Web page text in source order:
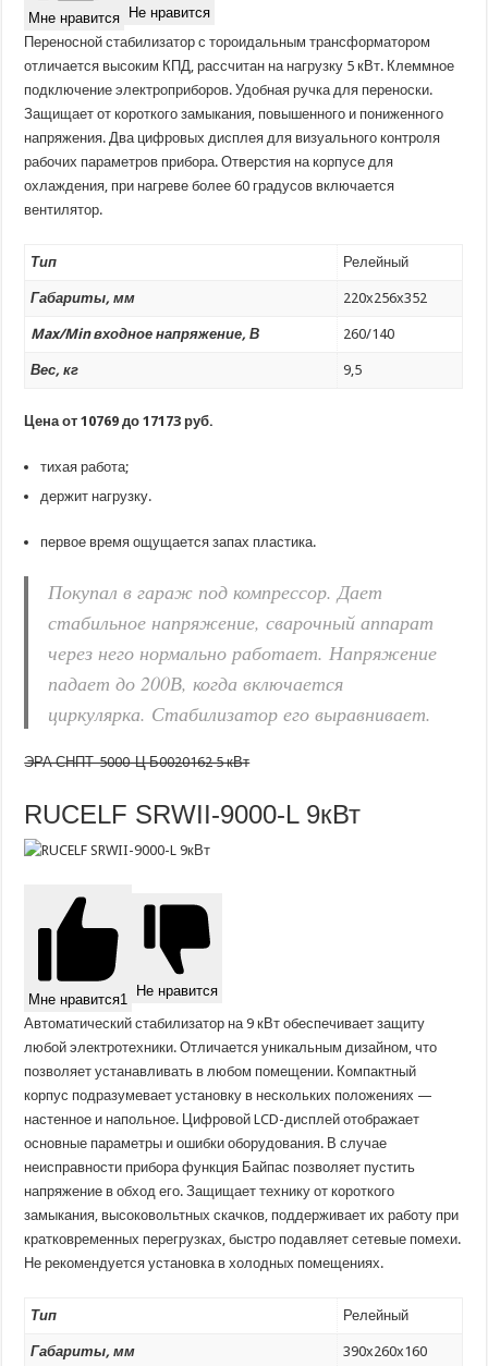
Мне нравится
Не нравится
Переносной стабилизатор с тороидальным трансформатором
отличается высоким КПД, рассчитан на нагрузку 5 кВт. Клеммное
подключение электроприборов. Удобная ручка для переноски.
Защищает от короткого замыкания, повышенного и пониженного
напряжения. Два цифровых дисплея для визуального контроля
рабочих параметров прибора. Отверстия на корпусе для
охлаждения, при нагреве более 60 градусов включается
вентилятор.
Тип Релейный
Габариты, мм 220х256х352
Max/Min входное напряжение, В 260/140
Вес, кг 9,5
Цена от 10769 до 17173 руб.
тихая работа;
держит нагрузку.
первое время ощущается запах пластика.
Покупал в гараж под компрессор. Дает
стабильное напряжение, сварочный аппарат
через него нормально работает. Напряжение
падает до 200В, когда включается
циркулярка. Стабилизатор его выравнивает.
ЭРА СНПТ-5000-Ц Б0020162 5 кВт
RUCELF SRWII-9000-L 9кВт
Мне нравится1
Не нравится
Автоматический стабилизатор на 9 кВт обеспечивает защиту
любой электротехники. Отличается уникальным дизайном, что
позволяет устанавливать в любом помещении. Компактный
корпус подразумевает установку в нескольких положениях —
настенное и напольное. Цифровой LCD-дисплей отображает
основные параметры и ошибки оборудования. В случае
неисправности прибора функция Байпас позволяет пустить
напряжение в обход его. Защищает технику от короткого
замыкания, высоковольтных скачков, поддерживает их работу при
кратковременных перегрузках, быстро подавляет сетевые помехи.
Не рекомендуется установка в холодных помещениях.
Тип Релейный
Габариты, мм 390х260х160